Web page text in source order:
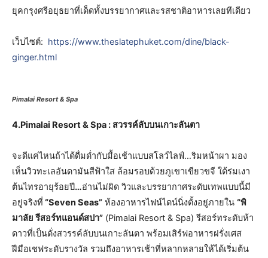
ยุคกรุงศรีอยุธยาที่เด็ดทั้งบรรยากาศและรสชาติอาหารเลยทีเดียว
เว็บไซต์: https://www.theslatephuket.com/dine/black-
ginger.html
Pimalai Resort & Spa
4.Pimalai Resort & Spa : สวรรค์ลับบนเกาะลันตา
จะดีแค่ไหนถ้าได้ดื่มด่ำกับมื้อเช้าแบบสโลว์ไลฟ์…ริมหน้าผา มอง
เห็นวิวทะเลอันดามันสีฟ้าใส ล้อมรอบด้วยภูเขาเขียวขจี ใต้ร่มเงา
ต้นไทรอายุร้อยปี…อ่านไม่ผิด วิวและบรรยากาศระดับเทพแบบนี้มี
อยู่จริงที่ “Seven Seas” ห้องอาหารไฟน์ไดน์นิ่งตั้งอยู่ภายใน “พิ
มาลัย รีสอร์ทแอนด์สปา” (Pimalai Resort & Spa) รีสอร์ทระดับห้า
ดาวที่เป็นดั่งสวรรค์ลับบนเกาะลันตา พร้อมเสิร์ฟอาหารฝรั่งเศส
ฝีมือเชฟระดับรางวัล รวมถึงอาหารเช้าที่หลากหลายให้ได้เริ่มต้น